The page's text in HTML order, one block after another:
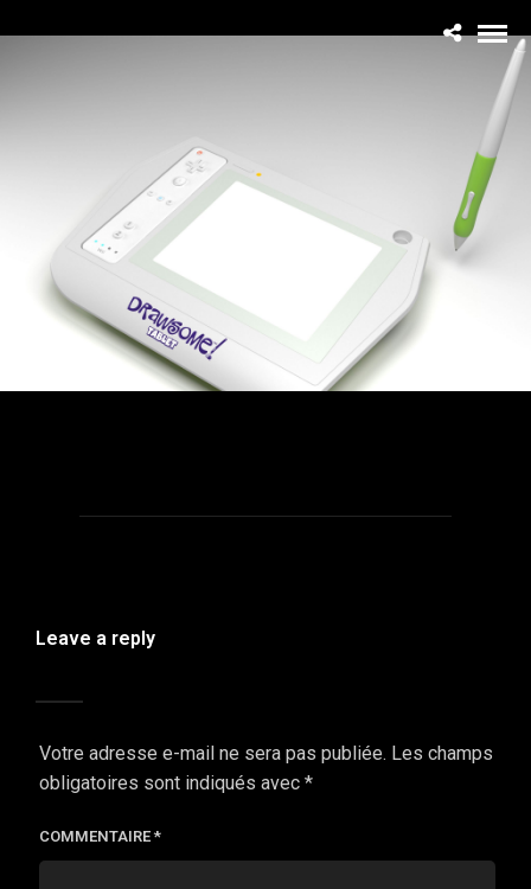
Leave a reply
Votre adresse e-mail ne sera pas publiée. Les champs
obligatoires sont indiqués avec *
COMMENTAIRE *